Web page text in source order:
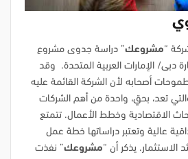
“مشروعك” دراسة جدوى مشروع
دبى/ الإمارات العربية المتحدة. وقد
أصحابه لأن الشركة القائمة عليه
تعد، بحقٍ، واحدة من أهم الشركات
الاقتصادية وخطط الأعمال. تتمتع
عالية وتعتبر دراساتها خطة عمل
الاستثمار. يذكر أن “مشروعك” نفذت